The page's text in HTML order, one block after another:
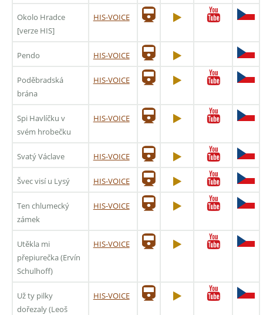
Okolo Hradce
[verze HIS]
HIS-VOICE
Pendo HIS-VOICE
Poděbradská
brána
HIS-VOICE
Spi Havlíčku v
svém hrobečku
HIS-VOICE
Svatý Václave HIS-VOICE
Švec visí u Lysý HIS-VOICE
Ten chlumecký
zámek
HIS-VOICE
Utěkla mi
přepiurečka (Ervín
Schulhoff)
HIS-VOICE
Už ty pilky
dořezaly (Leoš
HIS-VOICE